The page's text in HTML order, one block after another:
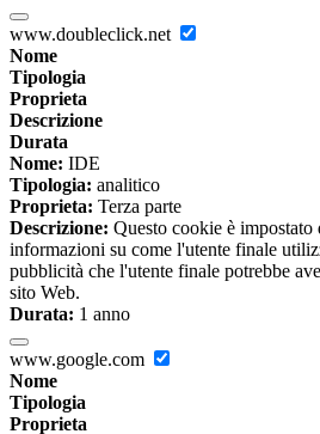
www.doubleclick.net
Nome
Tipologia
Proprieta
Descrizione
Durata
Nome: IDE
Tipologia: analitico
Proprieta: Terza parte
Descrizione: Questo cookie è
informazioni su come l'utente finale
pubblicità che l'utente finale potrebbe
sito Web.
Durata: 1 anno
www.google.com
Nome
Tipologia
Proprieta